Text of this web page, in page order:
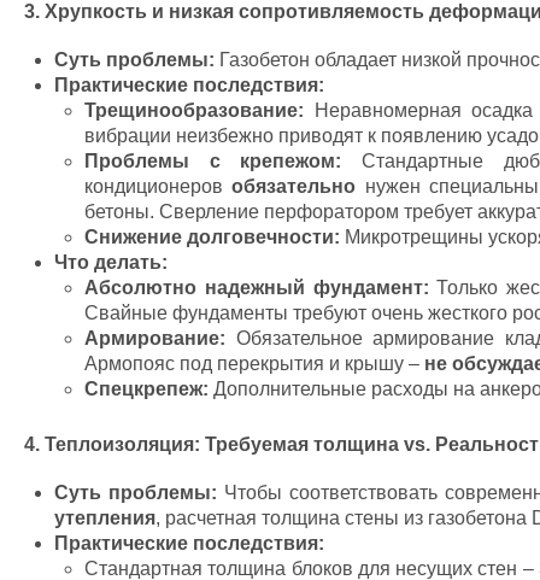
3. Хрупкость и низкая сопротивляемость
Суть проблемы: Газобетон обладает низкой
Практические последствия:
Трещинообразование: Неравномерная
вибрации неизбежно приводят к появлению
Проблемы с крепежом: Стандартные
кондиционеровобязательно нужен
бетоны. Сверление перфоратором требует
Снижение долговечности: Микротрещины
Что делать:
Абсолютно надежный фундамент: Только
Свайные фундаменты требуют очень жесткого
Армирование: Обязательное армирование
Армопояс под перекрытия и крышу – не
Спецкрепеж: Дополнительные расходы на
4. Теплоизоляция: Требуемая толщина vs.
Суть проблемы: Чтобы соответствовать
утепления, расчетная толщина стены из
Практические последствия:
Стандартная толщина блоков для несущих стен